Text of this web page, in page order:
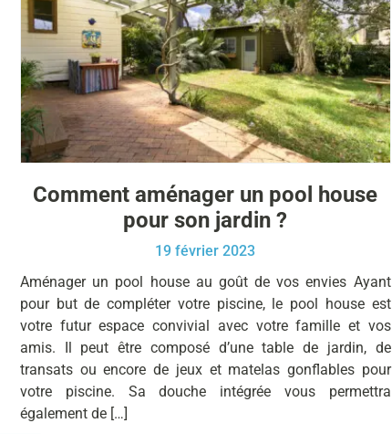
Comment aménager un pool house
pour son jardin ?
19 février 2023
Aménager un pool house au goût de vos envies Ayant
pour but de compléter votre piscine, le pool house est
votre futur espace convivial avec votre famille et vos
amis. Il peut être composé d’une table de jardin, de
transats ou encore de jeux et matelas gonflables pour
votre piscine. Sa douche intégrée vous permettra
également de […]